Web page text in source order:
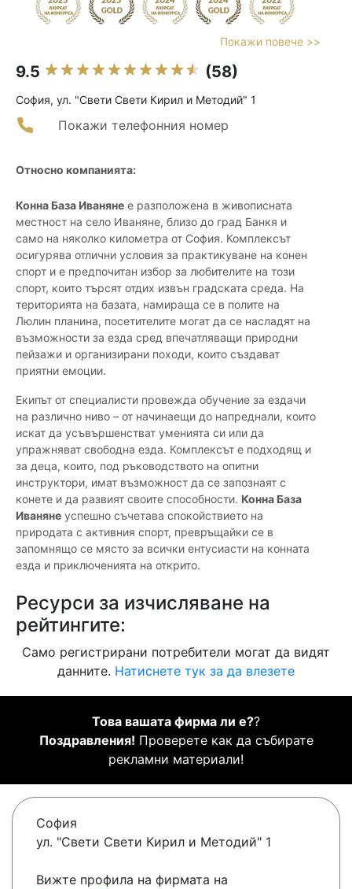
Покажи повече >>
9.5 (58)
София, ул. "Свети Свети Кирил и Методий" 1
Покажи телефонния номер
Относно компанията:
Конна База Иваняне е разположена в живописната
местност на село Иваняне, близо до град Банкя и
само на няколко километра от София. Комплексът
осигурява отлични условия за практикуване на конен
спорт и е предпочитан избор за любителите на този
спорт, които търсят отдих извън градската среда. На
територията на базата, намираща се в полите на
Люлин планина, посетителите могат да се насладят на
възможности за езда сред впечатляващи природни
пейзажи и организирани походи, които създават
приятни емоции.
Екипът от специалисти провежда обучение за ездачи
на различно ниво – от начинаещи до напреднали, които
искат да усъвършенстват уменията си или да
упражняват свободна езда. Комплексът е подходящ и
за деца, които, под ръководството на опитни
инструктори, имат възможност да се запознаят с
конете и да развият своите способности. Конна База
Иваняне успешно съчетава спокойствието на
природата с активния спорт, превръщайки се в
запомнящо се място за всички ентусиасти на конната
езда и приключенията на открито.
Ресурси за изчисляване на
рейтингите:
Само регистрирани потребители могат да видят
данните. Натиснете тук за да влезете
Това вашата фирма ли е??
Поздравления! Проверете как да събирате
рекламни материали!
София
ул. "Свети Свети Кирил и Методий" 1
Вижте профила на фирмата на